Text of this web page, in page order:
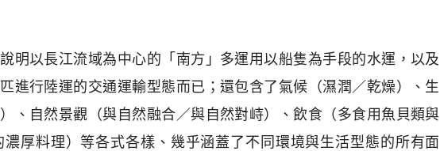
明以長江流域為中心的「南方」多運用以船隻為手段的水運，以及
進行陸運的交通運輸型態而已；還包含了氣候（濕潤／乾燥）、生
、自然景觀（與自然融合／與自然對峙）、飲食（多食用魚貝類與
厚料理）等各式各樣、幾乎涵蓋了不同環境與生活型態的所有面